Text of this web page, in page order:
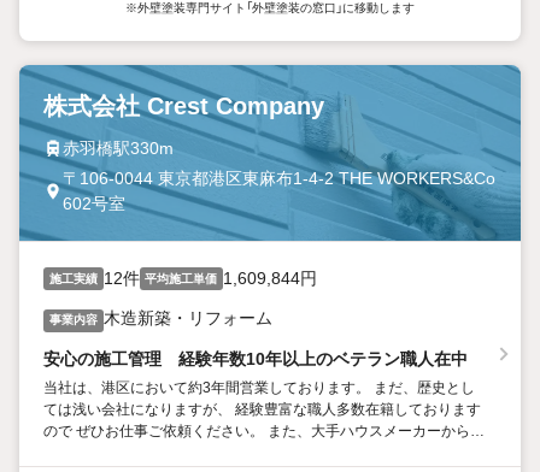
※外壁塗装専門サイト「外壁塗装の窓口」に移動します
株式会社 Crest Company
赤羽橋駅330m
〒106-0044 東京都港区東麻布1-4-2 THE WORKERS&Co
602号室
施工実績 12件 平均施工単価 1,609,844円
事業内容 木造新築・リフォーム
安心の施工管理 経験年数10年以上のベテラン職人在中
当社は、港区において約3年間営業しております。 まだ、歴史とし
ては浅い会社になりますが、 経験豊富な職人多数在籍しております
ので ぜひお仕事ご依頼ください。 また、大手ハウスメーカーからも